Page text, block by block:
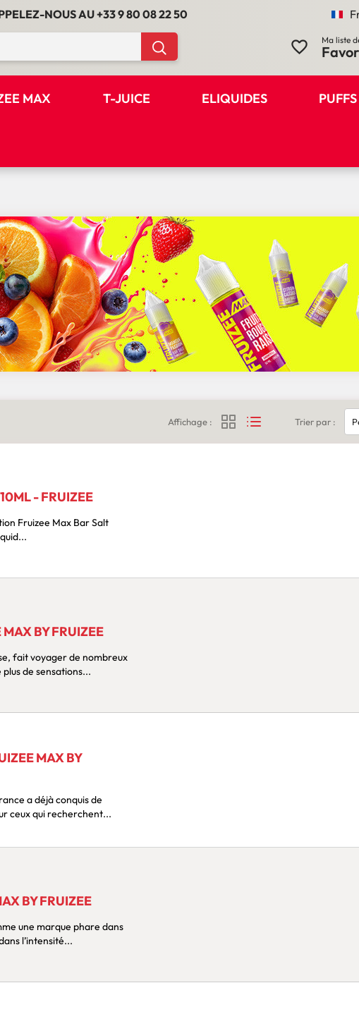
NOUS AU+33 9 80 08 22 50
favorite_border Ma liste
MAX T-JUICE ELIQUIDES PUFFS
Affichage : Trier par :
- FRUIZEE
Fruizee Max Bar Salt
BY FRUIZEE
fait voyager de nombreux
de sensations...
MAX BY
a déjà conquis de
ceux qui recherchent...
BY FRUIZEE
une marque phare dans
l’intensité...